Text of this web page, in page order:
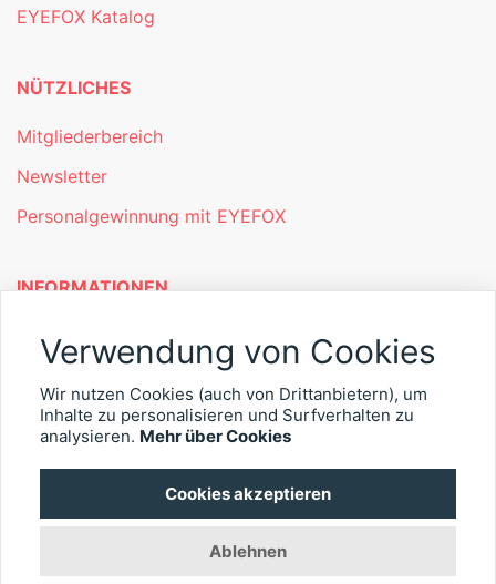
EYEFOX Katalog
NÜTZLICHES
Mitgliederbereich
Newsletter
Personalgewinnung mit EYEFOX
INFORMATIONEN
Was ist EYEFOX – Ihre Möglichkeiten
Kontakt
© 2026 EYEFOX UG (haftungsbeschränkt)
Verwendung von Cookies
Wir nutzen Cookies (auch von Drittanbietern), um
Inhalte zu personalisieren und Surfverhalten zu
analysieren. Mehr über Cookies
Cookies akzeptieren
Ablehnen